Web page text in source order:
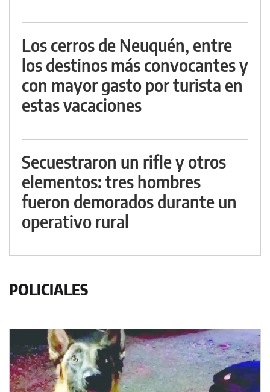
Los cerros de Neuquén, entre
los destinos más convocantes y
con mayor gasto por turista en
estas vacaciones
Secuestraron un rifle y otros
elementos: tres hombres
fueron demorados durante un
operativo rural
POLICIALES